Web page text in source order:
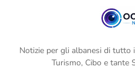
Notizie per gli albanesi di tutto
Turismo, Cibo e tante